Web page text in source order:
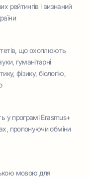
рейтингів і визнаний
що охоплюють
гуманітарні
фізику, біологію,
у програмі Erasmus+
пропонуючи обміни
мовою для